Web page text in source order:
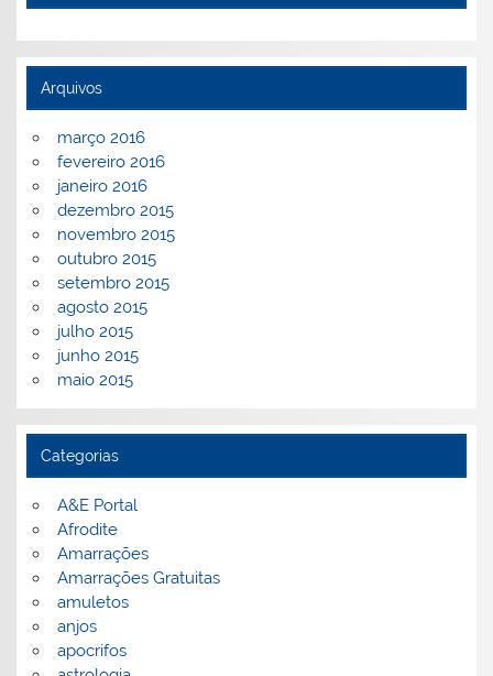
Arquivos
março 2016
fevereiro 2016
janeiro 2016
dezembro 2015
novembro 2015
outubro 2015
setembro 2015
agosto 2015
julho 2015
junho 2015
maio 2015
Categorias
A&E Portal
Afrodite
Amarrações
Amarrações Gratuitas
amuletos
anjos
apocrifos